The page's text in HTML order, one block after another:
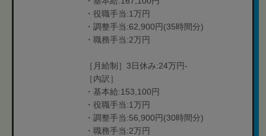
・役職手当:1万円
・調整手当:62,900円(35時間分)
・職務手当:2万円
［月給制］3日休み:24万円-
［内訳］
・基本給:153,100円
・役職手当:1万円
・調整手当:56,900円(30時間分)
・職務手当:2万円